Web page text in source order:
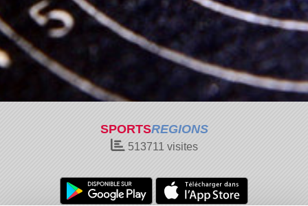
SPORTSREGIONS
513711 visites